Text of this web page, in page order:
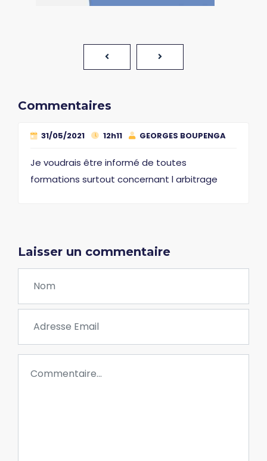
Commentaires
31/05/2021 12h11 GEORGES BOUPENGA
Je voudrais être informé de toutes
formations surtout concernant l arbitrage
Laisser un commentaire